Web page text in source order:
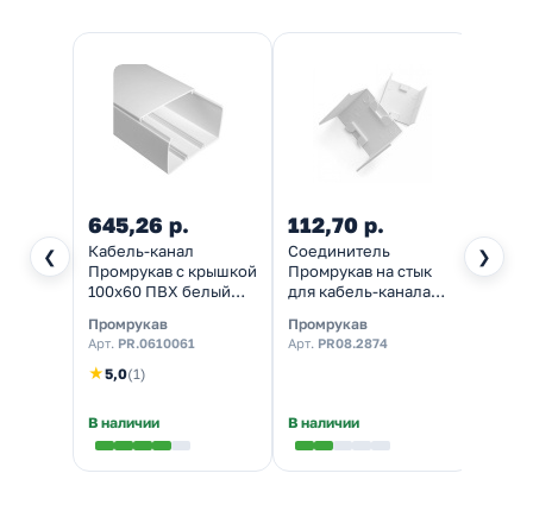
❮ ❯
645,26 р.
Кабель-канал
Промрукав с крышкой
100х60 ПВХ белый
(кабельный короб)
Промрукав
Арт. PR.0610061
★5,0(1)
В наличии
112,70 р.
Соединитель
Промрукав на стык
для кабель-канала
комп]
Промрукав
Арт. PR08.2874
В наличии
для